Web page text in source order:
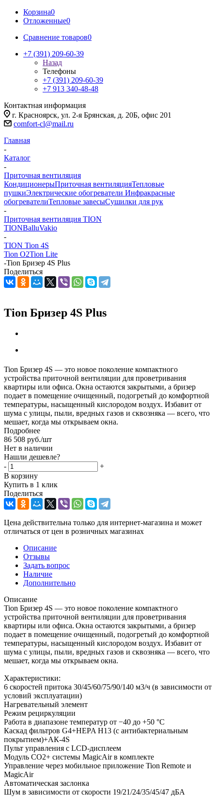
Корзина0
Отложенные0
Сравнение товаров0
+7 (391) 209-60-39
Назад
Телефоны
+7 (391) 209-60-39
+7 913 340-48-48
Контактная информация
г. Красноярск, ул. 2-я Брянская, д. 20Б, офис 201
comfort-cl@mail.ru
Главная
-
Каталог
-
Приточная вентиляция
КондиционерыПриточная вентиляцияТепловые
пушкиЭлектрические обогреватели Инфракрасные
обогревателиТепловые завесыСушилки для рук
-
Приточная вентиляция TION
TIONBalluVakio
-
TION Tion 4S
Tion O2Tion Lite
-Tion Бризер 4S Plus
Поделиться
Tion Бризер 4S Plus
Tion Бризер 4S — это новое поколение компактного
устройства приточной вентиляции для проветривания
квартиры или офиса. Окна остаются закрытыми, а бризер
подает в помещение очищенный, подогретый до комфортной
температуры, насыщенный кислородом воздух. Избавит от
шума с улицы, пыли, вредных газов и сквозняка — всего, что
мешает, когда мы открываем окна.
Подробнее
86 508 руб./шт
Нет в наличии
Нашли дешевле?
-
+
В корзину
Купить в 1 клик
Поделиться
Цена действительна только для интернет-магазина и может
отличаться от цен в розничных магазинах
Описание
Отзывы
Задать вопрос
Наличие
Дополнительно
Описание
Tion Бризер 4S — это новое поколение компактного
устройства приточной вентиляции для проветривания
квартиры или офиса. Окна остаются закрытыми, а бризер
подает в помещение очищенный, подогретый до комфортной
температуры, насыщенный кислородом воздух. Избавит от
шума с улицы, пыли, вредных газов и сквозняка — всего, что
мешает, когда мы открываем окна.
Характеристики:
6 скоростей притока 30/45/60/75/90/140 м3/ч (в зависимости от
условий эксплуатации)
Нагревательный элемент
Режим рециркуляции
Работа в диапазоне температур от −40 до +50 °С
Каскад фильтров G4+HEPA H13 (с антибактериальным
покрытием)+АК-4S
Пульт управления с LCD-дисплеем
Модуль СО2+ системы MagicAir в комплекте
Управление через мобильное приложение Tion Remote и
MagicAir
Автоматическая заслонка
Шум в зависимости от скорости 19/21/24/35/45/47 дБА